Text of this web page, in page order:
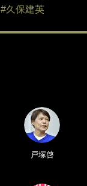
#久保建英
戸塚啓